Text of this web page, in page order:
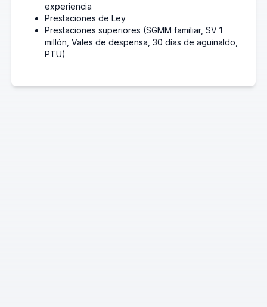
experiencia
Prestaciones de Ley
Prestaciones superiores (SGMM familiar, SV 1
millón, Vales de despensa, 30 días de aguinaldo,
PTU)